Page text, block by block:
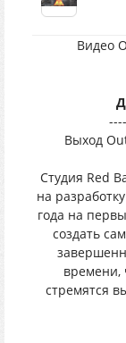
Видео
Выход
Студия Red
на
года на
создать
времени,
стремятся